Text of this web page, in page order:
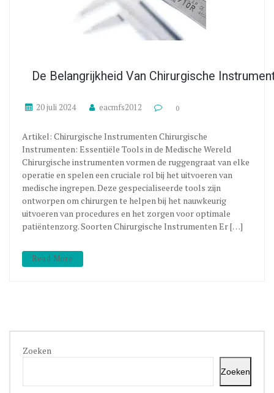
De Belangrijkheid Van Chirurgische
20 juli 2024 eacmfs2012 0
Artikel: Chirurgische Instrumenten Chirurgische
Instrumenten: Essentiële Tools in de Medische Wereld
Chirurgische instrumenten vormen de ruggengraat van elke
operatie en spelen een cruciale rol bij het uitvoeren van
medische ingrepen. Deze gespecialiseerde tools zijn
ontworpen om chirurgen te helpen bij het nauwkeurig
uitvoeren van procedures en het zorgen voor optimale
patiëntenzorg. Soorten Chirurgische Instrumenten Er […]
Read More
Zoeken
Zoeken